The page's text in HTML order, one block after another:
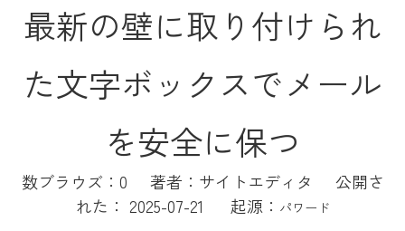
最新の壁に取り付けられ
た文字ボックスでメール
を安全に保つ
数ブラウズ： 0 著者：サイトエディタ 公開さ
れた： 2025-07-21 起源： パワード